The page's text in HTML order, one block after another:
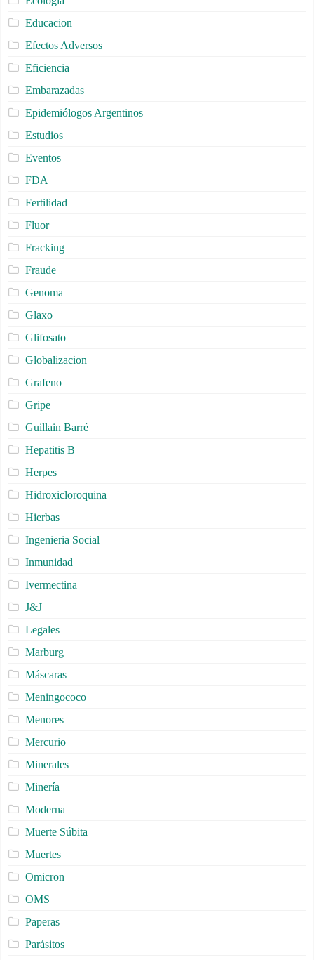
Educacion
Efectos Adversos
Eficiencia
Embarazadas
Epidemiólogos Argentinos
Estudios
Eventos
FDA
Fertilidad
Fluor
Fracking
Fraude
Genoma
Glaxo
Glifosato
Globalizacion
Grafeno
Gripe
Guillain Barré
Hepatitis B
Herpes
Hidroxicloroquina
Hierbas
Ingenieria Social
Inmunidad
Ivermectina
J&J
Legales
Marburg
Máscaras
Meningococo
Menores
Mercurio
Minerales
Minería
Moderna
Muerte Súbita
Muertes
Omicron
OMS
Paperas
Parásitos